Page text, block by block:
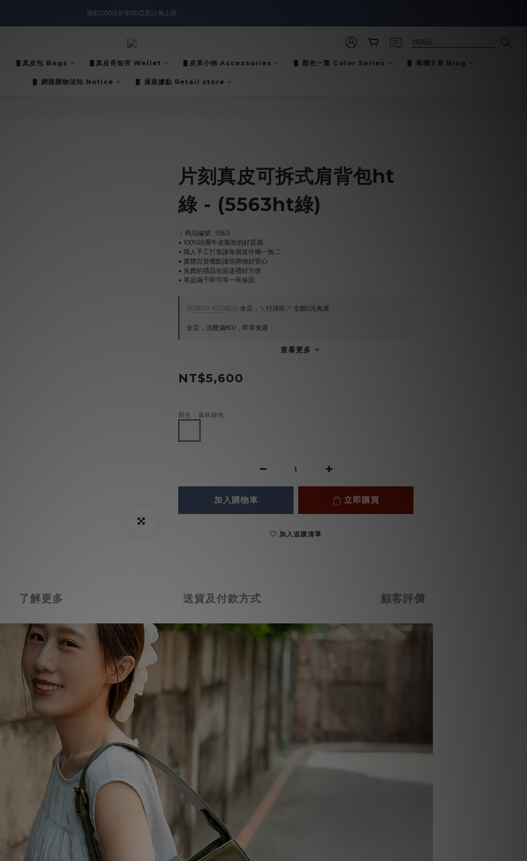
入會即領$888購物金🙌
滿$2000現折$100👏累計無上限
入會即領$888購物金🙌
▋真皮包 Bags ▋真皮長短夾 Wallet ▋皮革小物 Accessories ▋ 顏色一覽 Color Series ▋ 專欄文章 Blog
▋ 網路購物須知 Notice ▋ 通路據點 Retail store
片刻真皮可拆式肩背包ht
綠 - (5563ht綠)
︱商品編號 : 5563
▪︎ 100%頭層牛皮製造的好質感
▪︎ 職人手工打造讓每個皮件獨一無二
▪︎ 實體百貨櫃點讓你購物好安心
▪︎ 免費的禮品包裝送禮好方便
▪︎ 單品滿千即可享一年保固
至08/09 16:00截止 全店，＼付清節／ 全館0元免運
全店，消費滿800，即享免運
查看更多
NT$5,600
顏色 : 森林綠色
加入購物車 立即購買
加入追蹤清單
了解更多 送貨及付款方式 顧客評價